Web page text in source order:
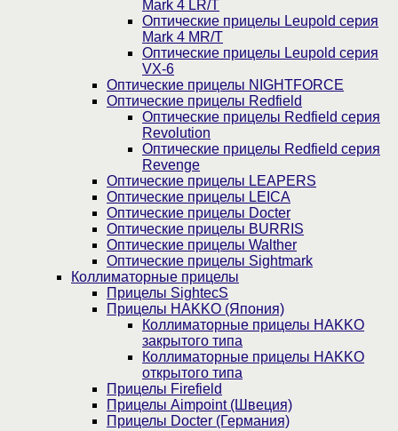
Mark 4 LR/T
Оптические прицелы Leupold серия
Mark 4 MR/T
Оптические прицелы Leupold серия
VX-6
Оптические прицелы NIGHTFORCE
Оптические прицелы Redfield
Оптические прицелы Redfield серия
Revolution
Оптические прицелы Redfield серия
Revenge
Оптические прицелы LEAPERS
Оптические прицелы LEICA
Оптические прицелы Docter
Оптические прицелы BURRIS
Оптические прицелы Walther
Оптические прицелы Sightmark
Коллиматорные прицелы
Прицелы SightecS
Прицелы HAKKO (Япония)
Коллиматорные прицелы HAKKO
закрытого типа
Коллиматорные прицелы HAKKO
открытого типа
Прицелы Firefield
Прицелы Aimpoint (Швеция)
Прицелы Docter (Германия)